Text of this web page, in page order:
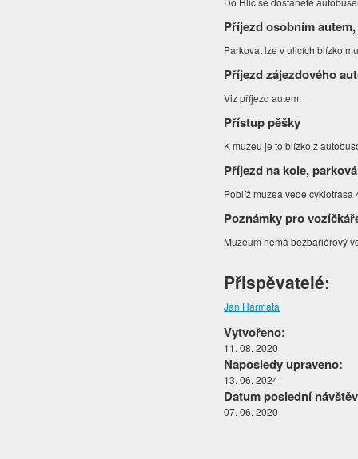
Příjezd osobním
Parkovat lze v ulicích blízko
Příjezd zájezdového
Viz příjezd autem.
Přístup pěšky
K muzeu je to blízko z
Příjezd na kole,
Poblíž muzea vede
Poznámky pro
Muzeum nemá bezbariérový
Přispěvatelé:
Jan Harmata
Vytvořeno:
11. 08. 2020
Naposledy upraveno:
13. 06. 2024
Datum poslední
07. 06. 2020